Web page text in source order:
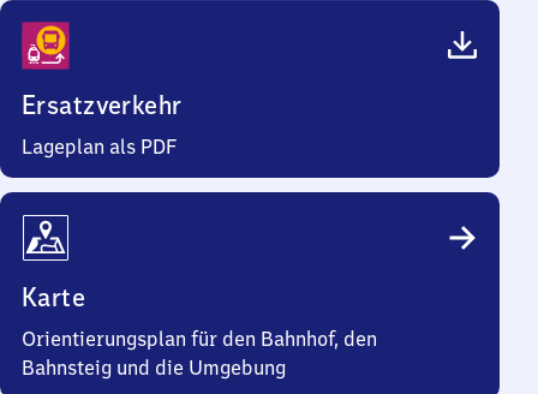
Ersatzverkehr
Lageplan als PDF
Karte
Orientierungsplan für den Bahnhof, den
Bahnsteig und die Umgebung